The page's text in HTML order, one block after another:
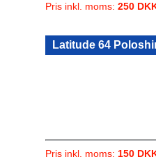
Pris inkl. moms: 250
Latitude 64
Pris inkl. moms: 150